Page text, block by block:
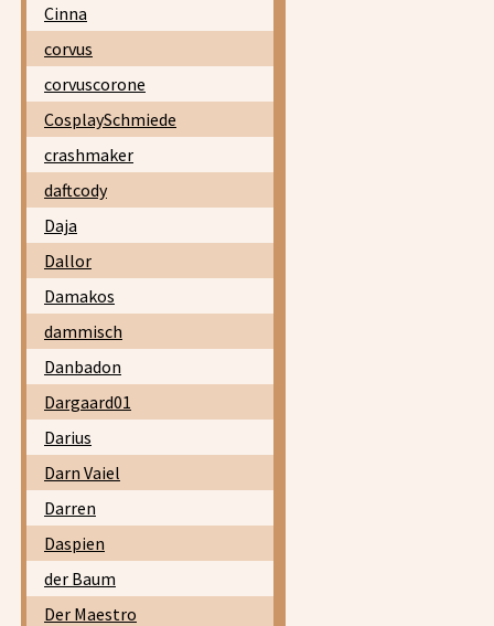
Cinna
corvus
corvuscorone
CosplaySchmiede
crashmaker
daftcody
Daja
Dallor
Damakos
dammisch
Danbadon
Dargaard01
Darius
Darn Vaiel
Darren
Daspien
der Baum
Der Maestro